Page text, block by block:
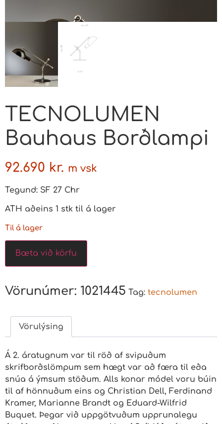
TECNOLUMEN
Bauhaus Borðlampi
92.690 kr. m vsk
Tegund: SF 27 Chr
ATH aðeins 1 stk til á lager
Til á lager
Bæta við körfu
Vörunúmer: 1021445 Tag: tecnolumen
Vörulýsing
Á 2. áratugnum var til röð af svipuðum
skrifborðslömpum sem hægt var að færa til eða
snúa á ýmsum stöðum. Alls konar módel voru búin
til af hönnuðum eins og Christian Dell, Ferdinand
Kramer, Marianne Brandt og Eduard-Wilfrid
Buquet. Þegar við uppgötvuðum upprunalegu